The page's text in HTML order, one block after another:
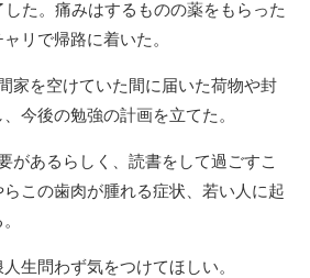
た。痛みはするものの薬をもらった
リで帰路に着いた。
家を空けていた間に届いた荷物や封
今後の勉強の計画を立てた。
があるらしく、読書をして過ごすこ
この歯肉が腫れる症状、若い人に起
生問わず気をつけてほしい。